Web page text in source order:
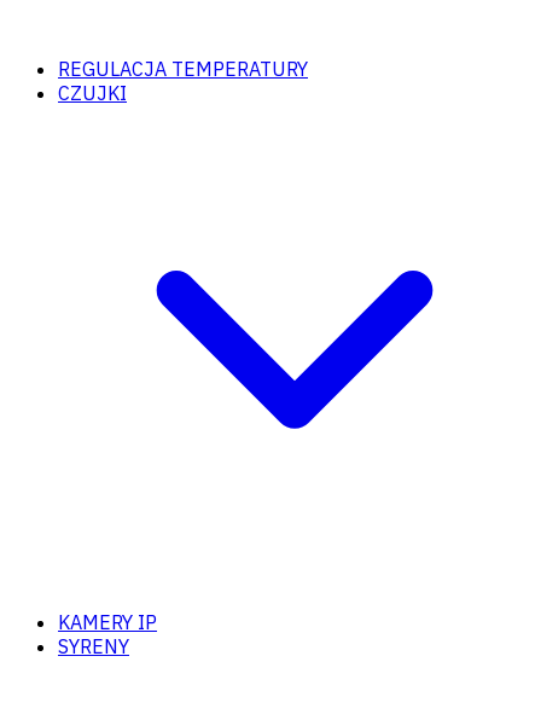
REGULACJA TEMPERATURY
CZUJKI
KAMERY IP
SYRENY